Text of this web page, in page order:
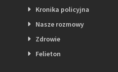
Kronika policyjna
Nasze rozmowy
Zdrowie
Felieton